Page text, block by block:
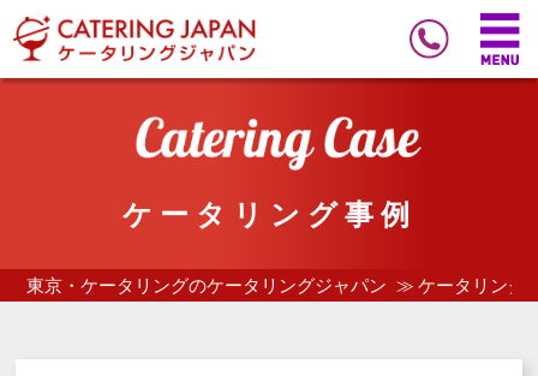
ケータリング事例
東京・ケータリングのケータリングジャパン ケータリング